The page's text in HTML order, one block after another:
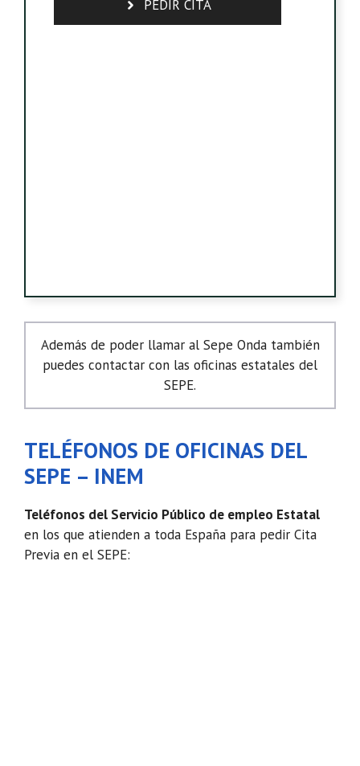
PEDIR CITA
Además de poder llamar al Sepe Onda también
puedes contactar con las oficinas estatales del
SEPE.
TELÉFONOS DE OFICINAS DEL
SEPE – INEM
Teléfonos del Servicio Público de empleo Estatal
en los que atienden a toda España para pedir Cita
Previa en el SEPE: